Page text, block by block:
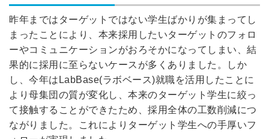
昨年まではターゲットではない学生ばかりが集まってし
まったことにより、本来採用したいターゲットのフォロ
ーやコミュニケーションがおろそかになってしまい、結
果的に採用に至らないケースが多くありました。
しか
し、今年はLabBase(ラボベース)就職を活用したことに
より母集団の質が変化し、本来のターゲット学生に絞っ
て接触することができたため、採用全体の工数削減につ
ながりました。これによりターゲット学生への手厚いフ